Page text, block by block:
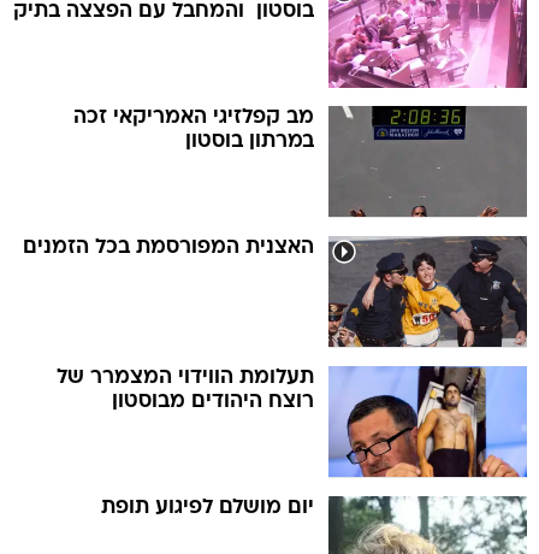
בוסטון  והמחבל עם הפצצה בתיק
מב קפלזיגי האמריקאי זכה
במרתון בוסטון
האצנית המפורסמת בכל הזמנים
תעלומת הווידוי המצמרר של
רוצח היהודים מבוסטון
יום מושלם לפיגוע תופת